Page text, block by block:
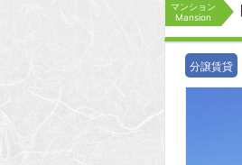
マンション
Mansion
分譲賃貸